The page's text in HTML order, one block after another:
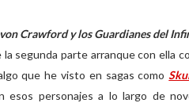
Crawford y los Guardianes del
la segunda parte arranque con ella
que he visto en sagas como
esos personajes a lo largo de